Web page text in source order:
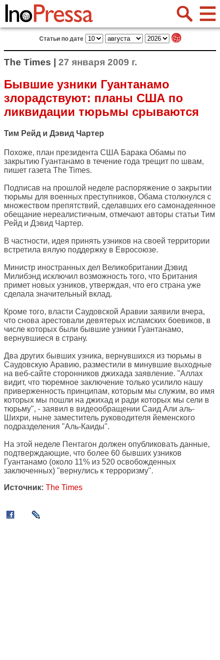
Статьи по дате
The Times | 27 января 2009 г.
Бывшие узники Гуантанамо
злорадствуют: планы США по
ликвидации тюрьмы срываются
Тим Рейд и Дэвид Чартер
Похоже, план президента США Барака Обамы по
закрытию Гуантанамо в течение года трещит по швам,
пишет газета The Times.
Подписав на прошлой неделе распоряжение о закрытии
тюрьмы для военных преступников, Обама столкнулся с
множеством препятствий, сделавших его самонадеянное
обещание нереалистичным, отмечают авторы статьи Тим
Рейд и Дэвид Чартер.
В частности, идея принять узников на своей территории
встретила вялую поддержку в Евросоюзе.
Министр иностранных дел Великобритании Дэвид
Милибэнд исключил возможность того, что Британия
примет новых узников, утверждая, что его страна уже
сделала значительный вклад.
Кроме того, власти Саудовской Аравии заявили вчера,
что снова арестовали девятерых исламских боевиков, в
числе которых были бывшие узники Гуантанамо,
вернувшиеся в страну.
Два других бывших узника, вернувшихся из тюрьмы в
Саудовскую Аравию, разместили в минувшие выходные
на веб-сайте сторонников джихада заявление. "Аллах
видит, что тюремное заключение только усилило нашу
приверженность принципам, которым мы служим, во имя
которых мы пошли на джихад и ради которых мы сели в
тюрьму", - заявил в видеообращении Саид Али аль-
Шихри, ныне заместитель руководителя йеменского
подразделения "Аль-Каиды".
На этой неделе Пентагон должен опубликовать данные,
подтверждающие, что более 60 бывших узников
Гуантанамо (около 11% из 520 освобожденных
заключенных) "вернулись к терроризму".
Источник: The Times